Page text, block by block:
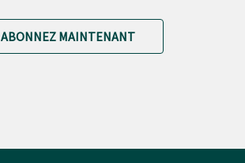
ABONNEZ MAINTENANT